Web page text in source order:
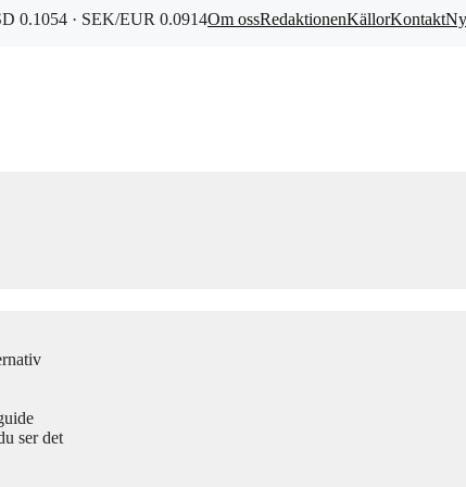
0.1054 · SEK/EUR 0.0914Om ossRedaktionenKällorKontakt
ser det